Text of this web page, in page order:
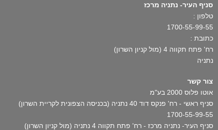
סניף העיר- נתניה מרכז
טלפון :
1700-55-99-55
כתובת :
רח' פתח תקווה 4 (מול קניון השרון)
נתניה
צור קשר
אוטו פלוס 2000 בע"מ
סניף ראשי - רח' פנקס דוד 40 נתניה (בכניסה הצפונית לקריית השרון)
1700-55-99-55
סניף העיר- נתניה מרכז - רח' פתח תקווה 4 נתניה (מול קניון השרון)